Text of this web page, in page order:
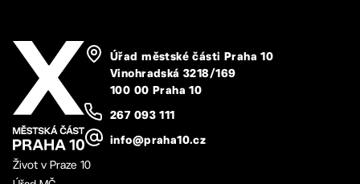
Úřad městské části Praha 10
Vinohradská 3218/169
100 00 Praha 10
267 093 111
info@praha10.cz
Život v Praze 10